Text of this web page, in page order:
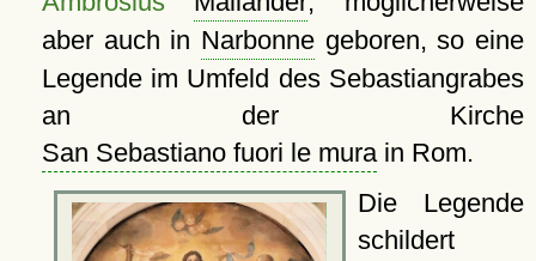
aber auch in Narbonnegeboren, so eine
Legende im Umfeld des Sebastiangrabes
an der Kirche
San Sebastiano fuori le murain Rom.
Die Legende
schildert